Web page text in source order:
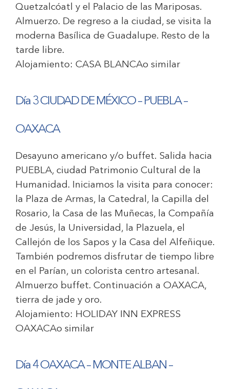
Quetzalcóatl y el Palacio de las Mariposas.
Almuerzo. De regreso a la ciudad, se visita la
moderna Basílica de Guadalupe. Resto de la
tarde libre.
Alojamiento: CASA BLANCAo similar
Día 3 CIUDAD DE MÉXICO – PUEBLA –
OAXACA
Desayuno americano y/o buffet. Salida hacia
PUEBLA, ciudad Patrimonio Cultural de la
Humanidad. Iniciamos la visita para conocer:
la Plaza de Armas, la Catedral, la Capilla del
Rosario, la Casa de las Muñecas, la Compañía
de Jesús, la Universidad, la Plazuela, el
Callejón de los Sapos y la Casa del Alfeñique.
También podremos disfrutar de tiempo libre
en el Parían, un colorista centro artesanal.
Almuerzo buffet. Continuación a OAXACA,
tierra de jade y oro.
Alojamiento: HOLIDAY INN EXPRESS
OAXACAo similar
Día 4 OAXACA – MONTE ALBAN –